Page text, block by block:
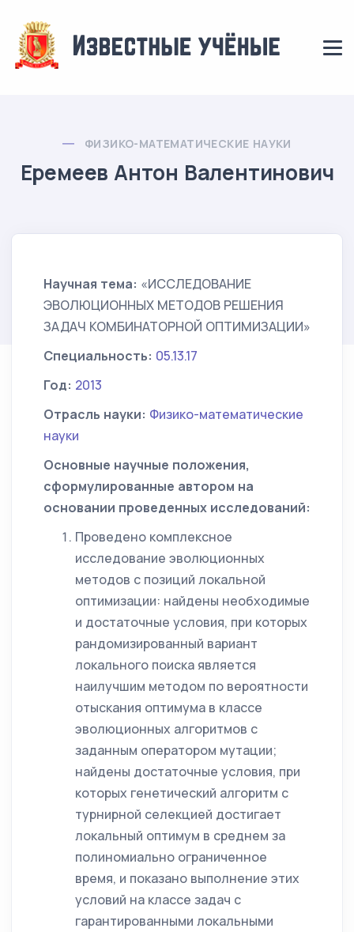
ФИЗИКО-МАТЕМАТИЧЕСКИЕ НАУКИ
Еремеев Антон Валентинович
Научная тема: «ИССЛЕДОВАНИЕ
ЭВОЛЮЦИОННЫХ МЕТОДОВ РЕШЕНИЯ
ЗАДАЧ КОМБИНАТОРНОЙ ОПТИМИЗАЦИИ»
Специальность: 05.13.17
Год: 2013
Отрасль науки: Физико-математические
науки
Основные научные положения,
сформулированные автором на
основании проведенных исследований:
Проведено комплексное
исследование эволюционных
методов с позиций локальной
оптимизации: найдены необходимые
и достаточные условия, при которых
рандомизированный вариант
локального поиска является
наилучшим методом по вероятности
отыскания оптимума в классе
эволюционных алгоритмов с
заданным оператором мутации;
найдены достаточные условия, при
которых генетический алгоритм с
турнирной селекцией достигает
локальный оптимум в среднем за
полиномиально ограниченное
время, и показано выполнение этих
условий на классе задач с
гарантированными локальными